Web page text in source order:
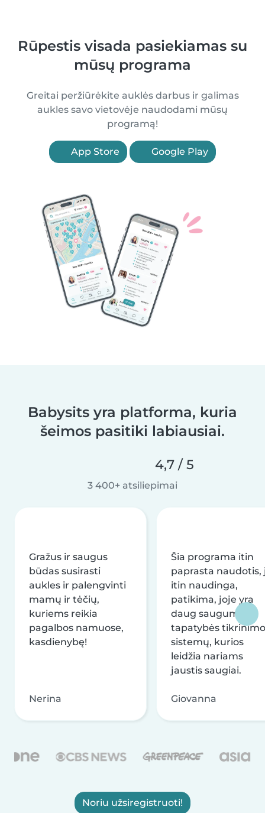
Rūpestis visada pasiekiamas su
mūsų programa
Greitai peržiūrėkite auklės darbus ir galimas
aukles savo vietovėje naudodami mūsų
programą!
App Store Google Play
Babysits yra platforma, kuria
šeimos pasitiki labiausiai.
4,7 / 5
3 400+ atsiliepimai
Gražus ir saugus
būdas susirasti
aukles ir palengvinti
mamų ir tėčių,
kuriems reikia
pagalbos namuose,
kasdienybę!
Nerina
Šia programa itin
paprasta naudotis,
itin naudinga,
patikima, joje yra
daug saugumo ir
tapatybės tikrinimo
sistemų, kurios
leidžia nariams
jaustis saugiai.
Giovanna
Noriu užsiregistruoti!